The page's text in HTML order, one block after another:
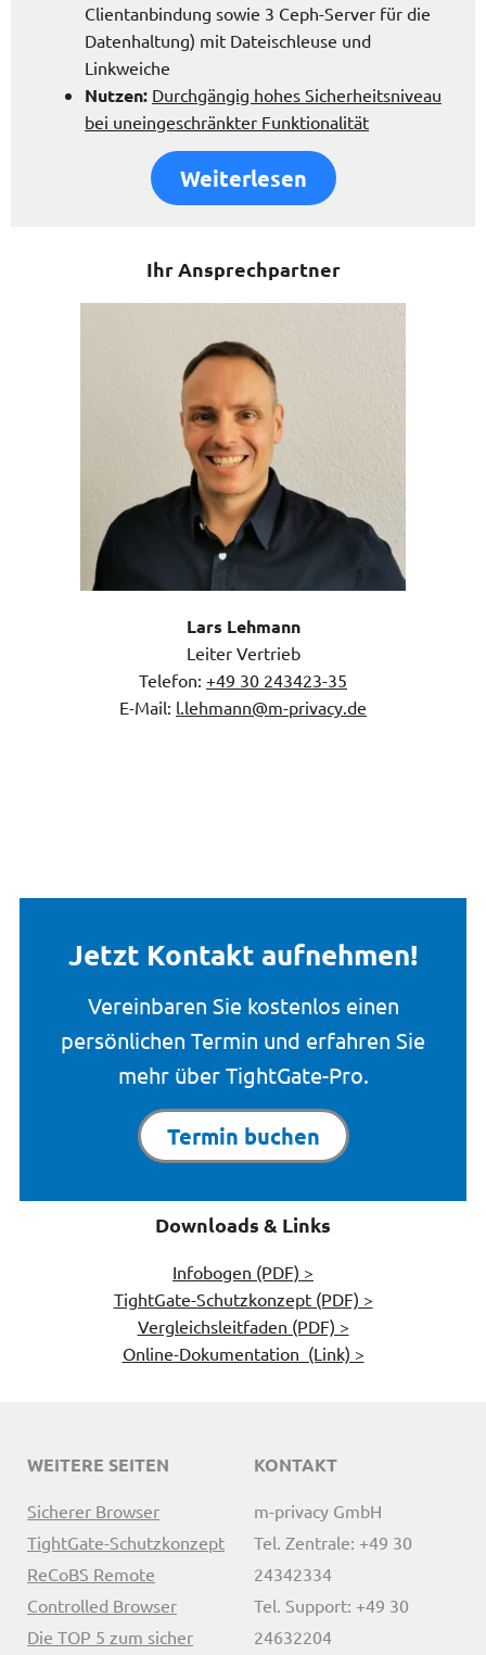
Clientanbindung sowie 3 Ceph-Server für die
Datenhaltung) mit Dateischleuse und
Linkweiche
Nutzen: Durchgängig hohes Sicherheitsniveau
bei uneingeschränkter Funktionalität
Weiterlesen
Ihr Ansprechpartner
Lars Lehmann
Leiter Vertrieb
Telefon: +49 30 243423-35
E-Mail: l.lehmann@m-privacy.de
Jetzt Kontakt aufnehmen!
Vereinbaren Sie kostenlos einen
persönlichen Termin und erfahren Sie
mehr über TightGate-Pro.
Termin buchen
Downloads & Links
Infobogen (PDF) >
TightGate-Schutzkonzept (PDF) >
Vergleichsleitfaden (PDF) >
Online-Dokumentation (Link) >
WEITERE SEITEN
Sicherer Browser
TightGate-Schutzkonzept
ReCoBS Remote
Controlled Browser
Die TOP 5 zum sicher
KONTAKT
m-privacy GmbH
Tel. Zentrale: +49 30
24342334
Tel. Support: +49 30
24632204